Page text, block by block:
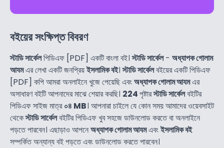
বইয়ের সংক্ষিপ্ত বিবরণ
স্টাডি সার্কেলপিডিএফ [PDF] একটি বাংলা বই।স্টাডি সার্কেল- অধ্যাপক গোলাম
আযমএর লেখা একটি জনপ্রিয়ইসলামিক বই।স্টাডি সার্কেলবইয়ের একটি পিডিএফ
[PDF] কপি আমরা অনলাইনে খুজে পেয়েছি এবংঅধ্যাপক গোলাম আযমএর
অসাধারণ বইটি আপনাদের মাঝে শেয়ার করছি। 224পৃষ্টারস্টাডি সার্কেলবইটির
পিডিএফ সাইজ মাত্র০৪ MB। আপনারা চাইলে যে কোন সময় আমাদের ওয়েবসাইট
থেকেস্টাডি সার্কেলবইটির পিডিএফ খুব সহজে ডাউনলোড করতে বা অনলাইনে
পড়তে পারবেন। এছাড়াও আপনেঅধ্যাপক গোলাম আযমএবংইসলামিক বই
সম্পর্কিত অন্যান্য বই পড়তে এবং ডাউনলোড করতে পারবেন।